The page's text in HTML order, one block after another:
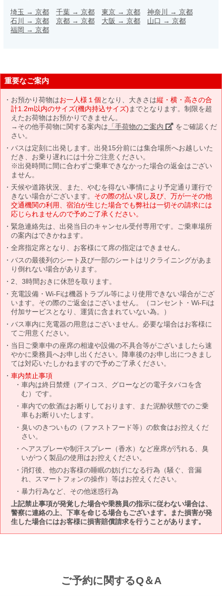
埼玉 → 京都 千葉 → 京都 東京 → 京都 神奈川 → 京都
石川 → 京都 京都 → 京都 大阪 → 京都 山口 → 京都
福岡 → 京都
重要なご案内
お預かり荷物はお一人様１個となり、大きさは縦・横・高さの合
計1.2m以内のサイズ(機内持込サイズ) までとなります。制限を超
えたお荷物はお預かりできません。
→その他手荷物に関する案内は 「手荷物のご案内」 をご確認くだ
さい。
バスは定刻に出発します。出発15分前には集合場所へお越しいた
だき、お乗り遅れには十分ご注意ください。
※出発時間に間に合わずご乗車できなかった場合の返金はござい
ません。
天候や道路状況、また、やむを得ない事情により予定通り運行で
きない場合がございます。 その際の払い戻し及び、万が一その他
交通機関の利用、宿泊が生じた場合でも弊社は一切その請求には
応じられませんので予めご了承ください。
緊急連絡先は、出発当日のキャンセル受付専用です。ご乗車場所
の案内はできかねます。
全席指定席となり、お客様にて席の指定はできません。
バスの最後列のシート及び一部のシートはリクライニングがあま
り倒れない場合があります。
2、3時間おきに休憩を取ります。
充電設備・Wi-Fiは機器トラブル等により使用できない場合がござ
います。その際のご返金はございません。（コンセント・Wi-Fiは
付加サービスとなり、運賃に含まれていない為。）
バス車内に充電器の用意はございません。必要な場合はお客様に
てご用意ください。
当日ご乗車中の座席の相違や設備の不具合等がございましたら速
やかに乗務員へお申し出ください。降車後のお申し出につきまし
ては対応いたしかねますので予めご了承ください。
車内禁止事項
車内は終日禁煙（アイコス、グローなどの電子タバコを含
む）です。
車内での飲酒はお断りしております、また泥酔状態でのご乗
車もお断りいたします。
臭いのきついもの（ファストフード等）の飲食はお控えくだ
さい。
ヘアスプレーや制汗スプレー（香水）など座席が汚れる、臭
いがつく製品の使用はお控えください。
消灯後、他のお客様の睡眠の妨げになる行為（騒ぐ、音漏
れ、スマートフォンの操作）等はお控えください。
暴力行為など、その他迷惑行為
上記禁止事項が発覚した場合や乗務員の指示に従わない場合は、
警察に連絡の上、下車を命じる場合もございます。また損害が発
生した場合にはお客様に損害賠償請求を行うことがあります。
ご予約に関するQ＆A